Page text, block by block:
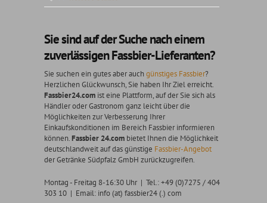
Sie sind auf der Suche nach einem
zuverlässigen Fassbier-Lieferanten?
Sie suchen ein gutes aber auchgünstiges Fassbier?
Herzlichen Glückwunsch, Sie haben Ihr Ziel erreicht.
Fassbier24.com ist eine Plattform, auf der Sie sich als
Händler oder Gastronom ganz leicht über die
Möglichkeiten zur Verbesserung Ihrer
Einkaufskonditionen im Bereich Fassbier informieren
können. Fassbier 24.com bietet Ihnen die Möglichkeit
deutschlandweit auf das günstige Fassbier-Angebot
der Getränke Südpfalz GmbH zurückzugreifen.
Montag - Freitag 8-16:30 Uhr | Tel.: +49 (0)7275 / 404
303 10 | Email: info (at) fassbier24 (.) com